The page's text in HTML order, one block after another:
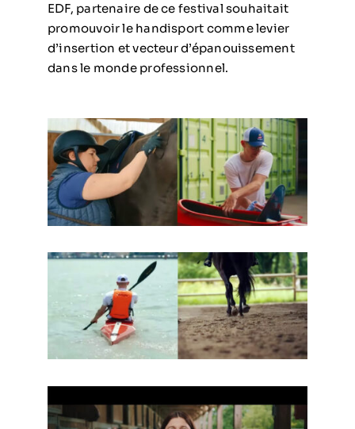
EDF, partenaire de ce festival souhaitait
promouvoir le handisport comme levier
d’insertion et vecteur d’épanouissement
dans le monde professionnel.